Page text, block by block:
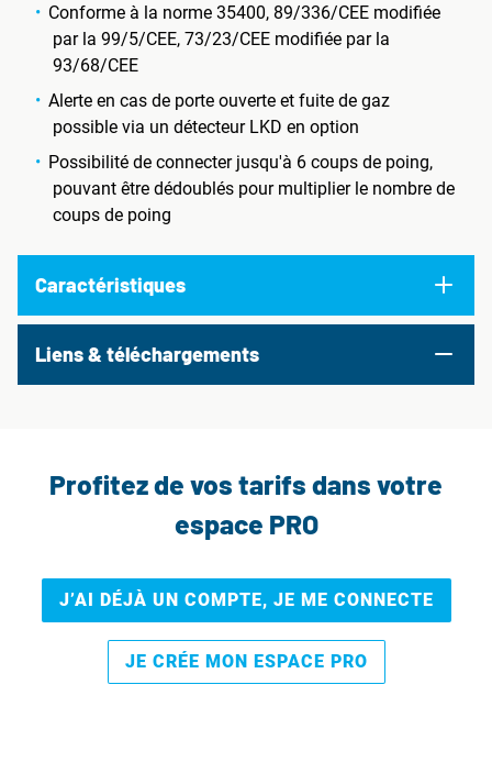
Conforme à la norme 35400, 89/336/CEE modifiée
par la 99/5/CEE, 73/23/CEE modifiée par la
93/68/CEE
Alerte en cas de porte ouverte et fuite de gaz
possible via un détecteur LKD en option
Possibilité de connecter jusqu'à 6 coups de poing,
pouvant être dédoublés pour multiplier le nombre de
coups de poing
Caractéristiques
Liens & téléchargements
Profitez de vos tarifs dans votre
espace PRO
J’AI DÉJÀ UN COMPTE, JE ME CONNECTE
JE CRÉE MON ESPACE PRO